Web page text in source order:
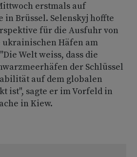
erstmals auf
in Brüssel. Selenskyj hoffte
für die Ausfuhr von
ukrainischen Häfen am
Welt weiss, dass die
der Schlüssel
auf dem globalen
ist", sagte er im Vorfeld in
in Kiew.